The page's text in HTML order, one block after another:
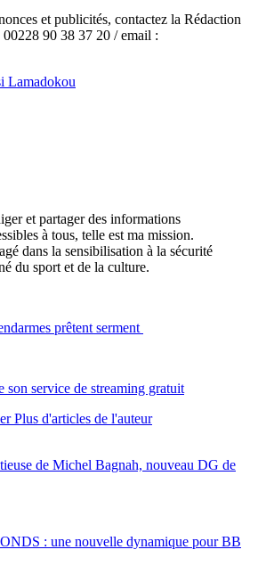
et publicités, contactez la Rédaction
90 38 37 20 / email :
Lamadokou
et partager des informations
à tous, telle est ma mission.
dans la sensibilisation à la sécurité
du sport et de la culture.
prêtent serment
service de streaming gratuit
Plus d'articles de l'auteur
de Michel Bagnah, nouveau DG de
: une nouvelle dynamique pour BB